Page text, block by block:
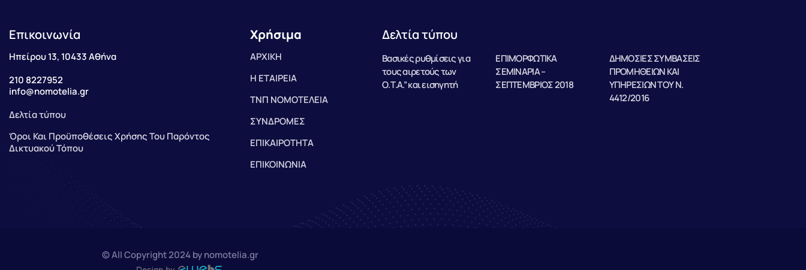
Επικοινωνία
Ηπείρου 13, 10433 Αθήνα
210 8227952
info@nomotelia.gr
Δελτία τύπου
Όροι Και Προϋποθέσεις Χρήσης Του Παρόντος
Δικτυακού Τόπου
Χρήσιμα
ΑΡΧΙΚΗ
Η ΕΤΑΙΡΕΙΑ
ΤΝΠ ΝΟΜΟΤΕΛΕΙΑ
ΣΥΝΔΡΟΜΕΣ
ΕΠΙΚΑΙΡΟΤΗΤΑ
ΕΠΙΚΟΙΝΩΝΙΑ
Δελτία τύπου
Βασικές ρυθμίσεις για
τους αιρετούς των
Ο.Τ.Α.” και εισηγητή
ΕΠΙΜΟΡΦΩΤΙΚΑ
ΣΕΜΙΝΑΡΙΑ –
ΣΕΠΤΕΜΒΡΙΟΣ 2018
ΔΗΜΟΣΙΕΣ ΣΥΜΒΑΣΕΙΣ
ΠΡΟΜΗΘΕΙΩΝ ΚΑΙ
ΥΠΗΡΕΣΙΩΝ ΤΟΥ Ν.
4412/2016
© All Copyright 2024 by nomotelia.gr